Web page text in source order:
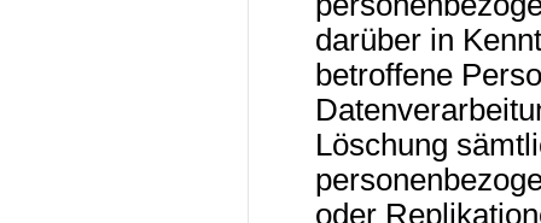
darüber in
betroffene
Löschung
oder